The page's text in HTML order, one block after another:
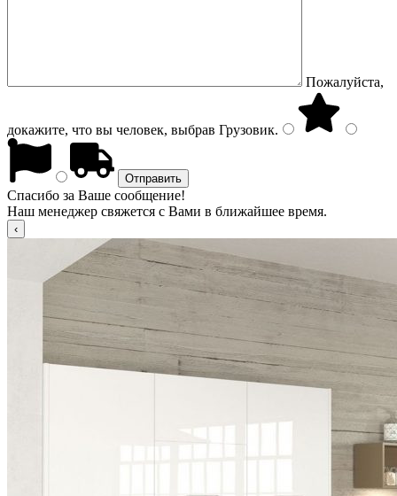
Пожалуйста,
докажите, что вы человек, выбрав Грузовик.
Спасибо за Ваше сообщение!
Наш менеджер свяжется с Вами в ближайшее время.